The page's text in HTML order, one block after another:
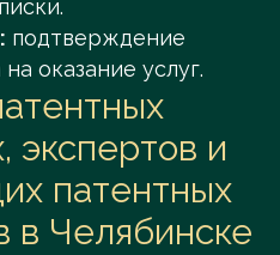
подтверждение
оказание услуг.
экспертов и
патентных
в Челябинске